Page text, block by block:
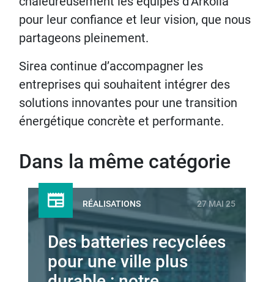
pour leur confiance et leur vision, que nous
partageons pleinement.
Sirea continue d’accompagner les
entreprises qui souhaitent intégrer des
solutions innovantes pour une transition
énergétique concrète et performante.
Dans la même catégorie
RÉALISATIONS 27 MAI 25
Des batteries recyclées
pour une ville plus